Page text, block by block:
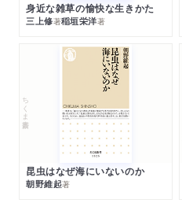
身近な雑草の愉快な生きかた
三上修著稲垣栄洋著
ちくま新書
昆虫はなぜ海にいないのか
朝野維起著